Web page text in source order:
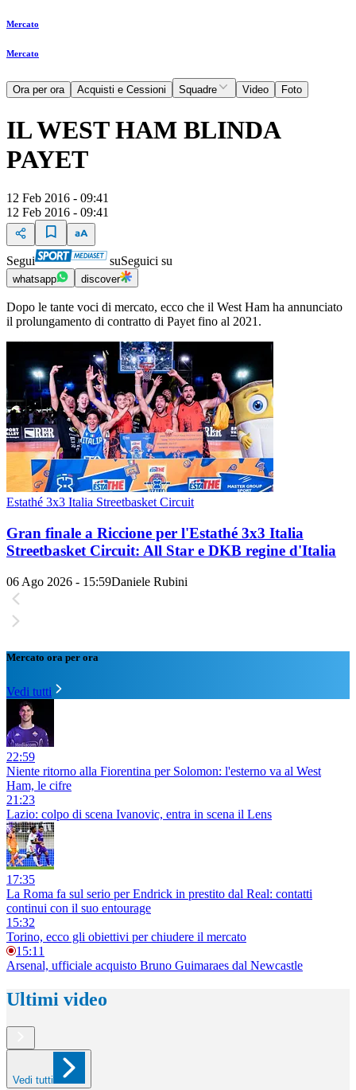
Mercato
Mercato
Ora per ora Acquisti e Cessioni Squadre Video Foto
IL WEST HAM BLINDA
PAYET
12 Feb 2016 - 09:41
12 Feb 2016 - 09:41
Segui suSeguici su
whatsapp discover
Dopo le tante voci di mercato, ecco che il West Ham ha annunciato
il prolungamento di contratto di Payet fino al 2021.
Estathé 3x3 Italia Streetbasket Circuit
Gran finale a Riccione per l'Estathé 3x3 Italia
Streetbasket Circuit: All Star e DKB regine d'Italia
06 Ago 2026 - 15:59Daniele Rubini
Mercato ora per ora
Vedi tutti
22:59
Niente ritorno alla Fiorentina per Solomon: l'esterno va al West
Ham, le cifre
21:23
Lazio: colpo di scena Ivanovic, entra in scena il Lens
17:35
La Roma fa sul serio per Endrick in prestito dal Real: contatti
continui con il suo entourage
15:32
Torino, ecco gli obiettivi per chiudere il mercato
15:11
Arsenal, ufficiale acquisto Bruno Guimaraes dal Newcastle
Ultimi video
Vedi tutti